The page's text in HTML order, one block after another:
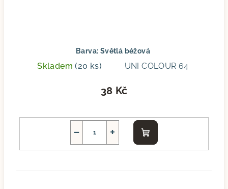
Barva: Světlá béžová
Skladem(20 ks) UNI COLOUR 64
38 Kč
+
−
Do
košíku